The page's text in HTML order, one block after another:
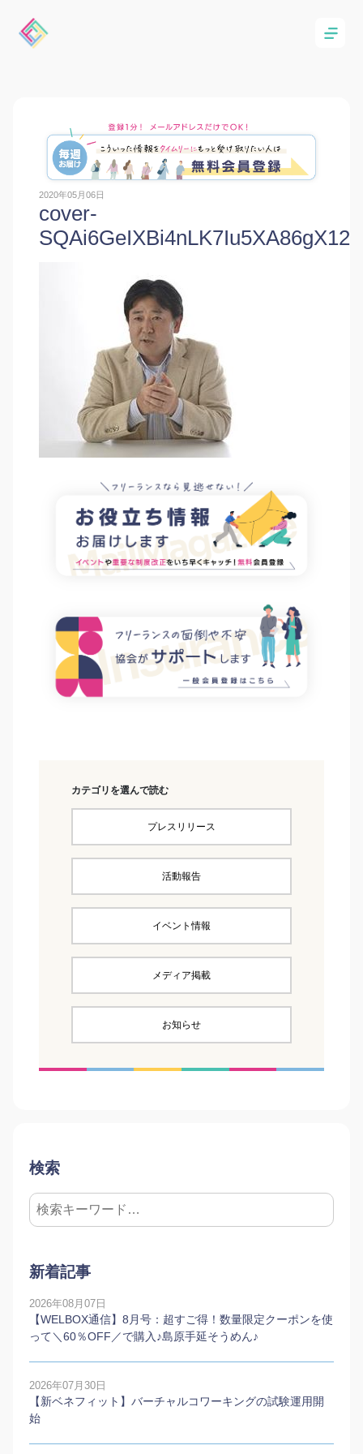
2020年05月06日
cover-
カテゴリを選んで読む
プレスリリース
活動報告
イベント情報
メディア掲載
お知らせ
検索
新着記事
2026年08月07日
【WELBOX通信】8月号：超すご得！数量限定クーポンを使
って＼60％OFF／で購入♪島原手延そうめん♪
2026年07月30日
【新ベネフィット】バーチャルコワーキングの試験運用開
始